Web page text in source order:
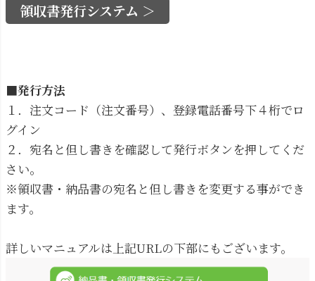
領収書発行システム ＞
■発行方法
１．注文コード（注文番号）、登録電話番号下４桁でロ
グイン
２．宛名と但し書きを確認して発行ボタンを押してくだ
さい。
※領収書・納品書の宛名と但し書きを変更する事ができ
ます。
詳しいマニュアルは上記URLの下部にもございます。